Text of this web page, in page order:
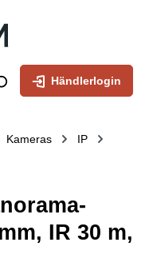
Händlerlogin
Kameras
IP
IR 30 m,